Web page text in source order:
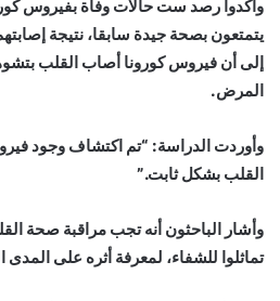
وأكدوا رصد ست حالات وفاة بفيروس
يتمتعون بصحة جيدة سابقا، نتيجة
إلى أن فيروس كورونا أصاب القلب
المرض.
وأوردت الدراسة: “تم اكتشاف وجود
القلب بشكل ثابت.”
وأشار الباحثون أنه تجب مراقبة صحة
تماثلوا للشفاء، لمعرفة أثره على المدى